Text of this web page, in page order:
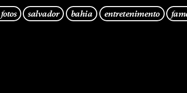
salvador bahia entretenimento